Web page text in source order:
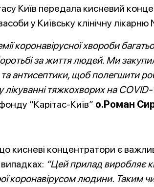
Київ передала кисневий
у Київську клінічну
коронавірусної хвороби
за життя людей. Ми
антисептики, щоб полегшити
лікуванні тяжкохворих на
“Карітас-Київ” о.Роман
кисневі концентратори є
“Цей прилад виробляє
коронавірусом людини. Таким